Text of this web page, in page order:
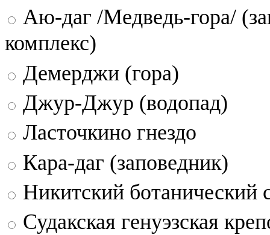
Аю-даг /Медведь-гора/
комплекс)
Демерджи (гора)
Джур-Джур (водопад)
Ласточкино гнездо
Кара-даг (заповедник)
Никитский ботанический
Судакская генуэзская